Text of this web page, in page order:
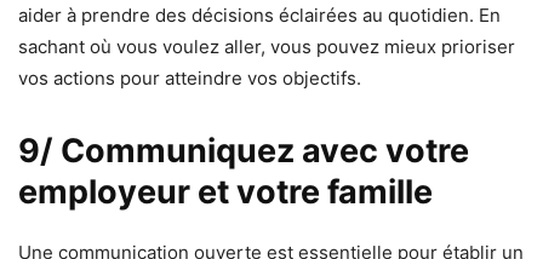
aider à prendre des décisions éclairées au quotidien. En
sachant où vous voulez aller, vous pouvez mieux prioriser
vos actions pour atteindre vos objectifs.
9/ Communiquez avec votre
employeur et votre famille
Une communication ouverte est essentielle pour établir un